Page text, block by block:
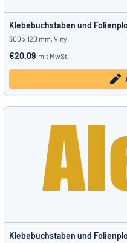
Klebebuchstaben und
300 x 120 mm, Vinyl
€20.09 mit MwSt.
Klebebuchstaben und